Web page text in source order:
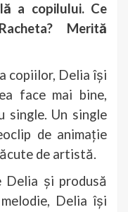
a copilului. Ce
Merită
copiilor, Delia își
face mai bine,
single. Un single
de animație
de artistă.
Delia și produsă
Delia își